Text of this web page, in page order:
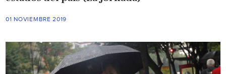
01 NOVIEMBRE 2019